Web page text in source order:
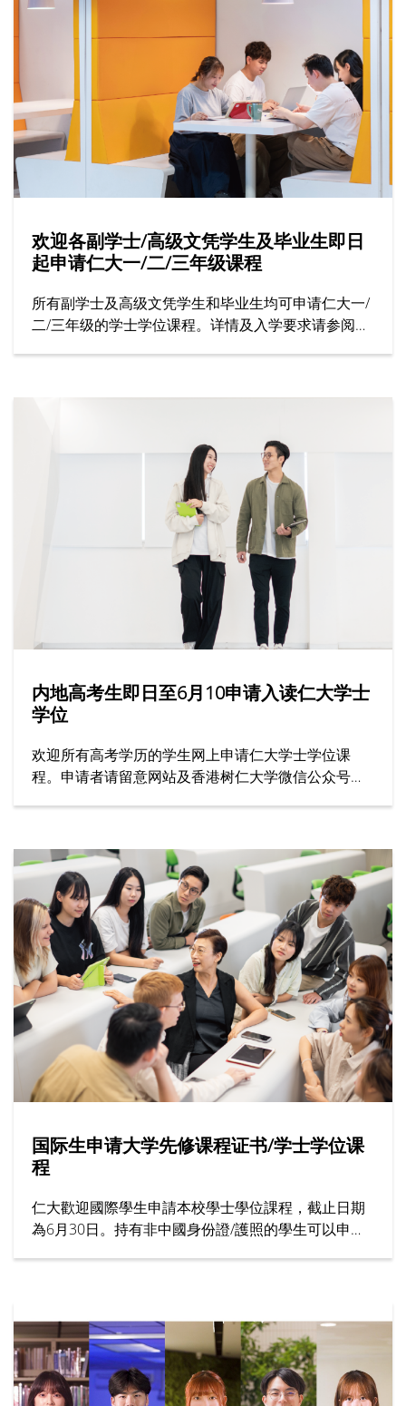
欢迎各副学士/高级文凭学生及毕业生即日
起申请仁大一/二/三年级课程
所有副学士及高级文凭学生和毕业生均可申请仁大一/
二/三年级的学士学位课程。详情及入学要求请参阅招
内地高考生即日至6月10申请入读仁大学士
学位
欢迎所有高考学历的学生网上申请仁大学士学位课
程。申请者请留意网站及香港树仁大学微信公众号上
国际生申请大学先修课程证书/学士学位课
程
仁大歡迎國際學生申請本校學士學位課程，截止日期
為6月30日。持有非中國身份證/護照的學生可以申請